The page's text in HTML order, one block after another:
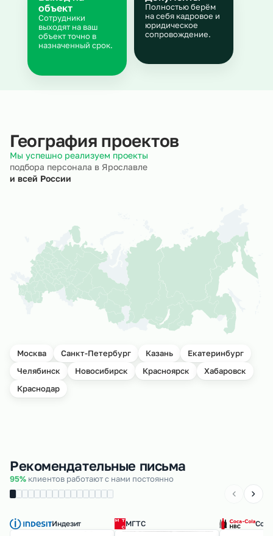
Полностью берём
на себя кадровое и
юридическое
сопровождение.
объект
Сотрудники
выходят на ваш
объект точно в
назначенный срок.
География проектов
Мы успешно реализуем проекты
подбора персонала в Ярославле
и всей России
Москва Санкт-Петербург Казань
Екатеринбург
Челябинск
Новосибирск Красноярск
Хабаровск
Краснодар
Рекомендательные письма
95% клиентов работают с нами постоянно
Индезит МГТС